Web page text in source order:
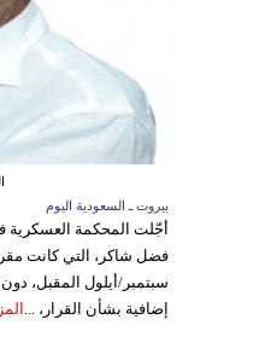
بيروت ـ السعودية اليوم
أجّلت المحكمة العسكرية في
سبتمبر/أيلول المقبل،
إضافية بشأن القرار، ...